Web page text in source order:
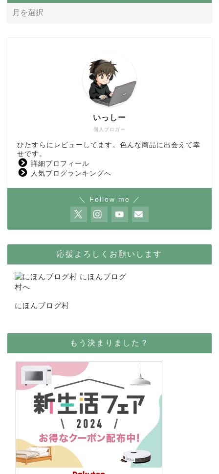
個人ブロガー
いっしー
ひたすらにレビューしてます。色んな商品に出会えて幸
せです。
詳細プロフィール
人気ブログランキングへ
＼ Follow me ／
応援よろしくお願いします
にほんブログ村
もう決まりました？